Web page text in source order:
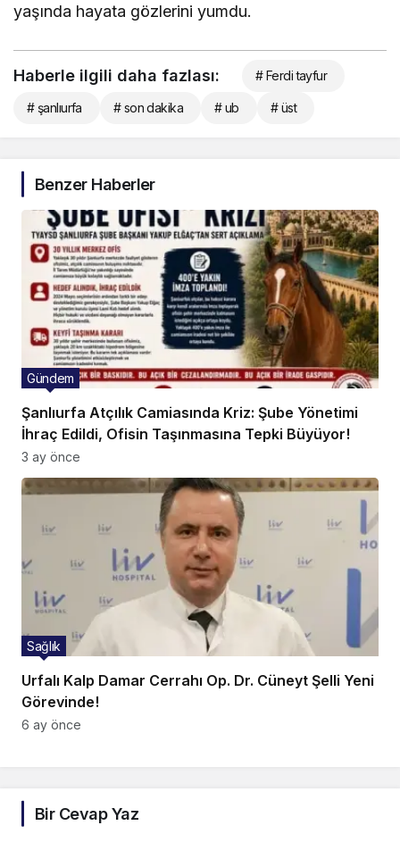
yaşında hayata gözlerini yumdu.
Haberle ilgili daha fazlası: # Ferdi tayfur
# şanlıurfa # son dakika # ub # üst
Benzer Haberler
Şanlıurfa Atçılık Camiasında Kriz: Şube Yönetimi
İhraç Edildi, Ofisin Taşınmasına Tepki Büyüyor!
Gündem
3 ay önce
Urfalı Kalp Damar Cerrahı Op. Dr. Cüneyt Şelli Yeni
Görevinde!
Sağlık
6 ay önce
Bir Cevap Yaz